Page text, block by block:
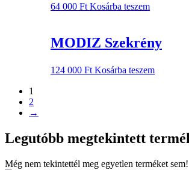
64 000 Ft Kosárba teszem
MODIZ Szekrény
124 000 Ft Kosárba teszem
1
2
→
Legutóbb megtekintett
Még nem tekintettél meg egyetlen terméket sem!